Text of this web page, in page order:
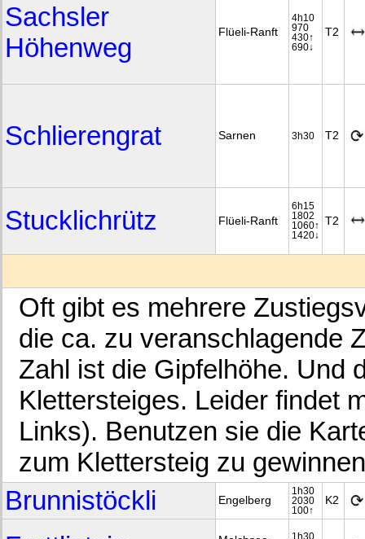
Sachsler
Höhenweg
Flüeli-Ranft
4h10
970
430↑
690↓
T2
Schlierengrat Sarnen 3h30 T2
Stucklichrütz Flüeli-Ranft
6h15
1802
1060↑
1420↓
T2
Oft gibt es mehrere
die ca. zu veranschlagende
Zahl ist die Gipfelhöhe. Und
Klettersteiges. Leider findet
Links). Benutzen sie die
zum Klettersteig zu
Brunnistöckli
Engelberg
1h30
2030
100↑
K2
1h30